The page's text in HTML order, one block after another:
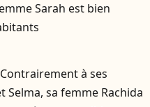
Sarah est bien
à ses
Selma, sa femme Rachida